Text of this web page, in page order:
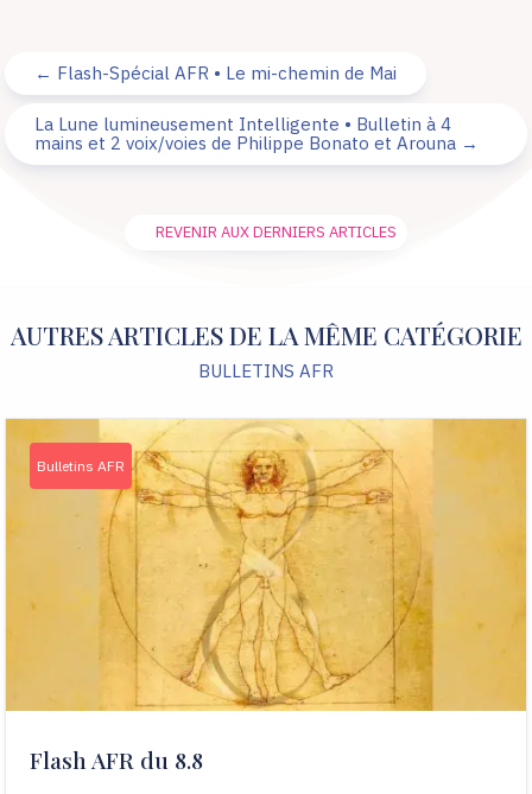
← Flash-Spécial AFR • Le mi-chemin de Mai
La Lune lumineusement Intelligente • Bulletin à 4
mains et 2 voix/voies de Philippe Bonato et Arouna →
REVENIR AUX DERNIERS ARTICLES
AUTRES ARTICLES DE LA MÊME CATÉGORIE
BULLETINS AFR
Bulletins AFR
Flash AFR du 8.8